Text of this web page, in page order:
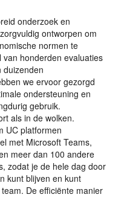
onderzoek en
ontworpen om
normen te
honderden evaluaties
duizenden
we ervoor gezorgd
ondersteuning en
gebruik.
als in de wolken.
UC platformen
met Microsoft Teams,
meer dan 100 andere
zodat je de hele dag door
kunt blijven en kunt
De efficiënte manier